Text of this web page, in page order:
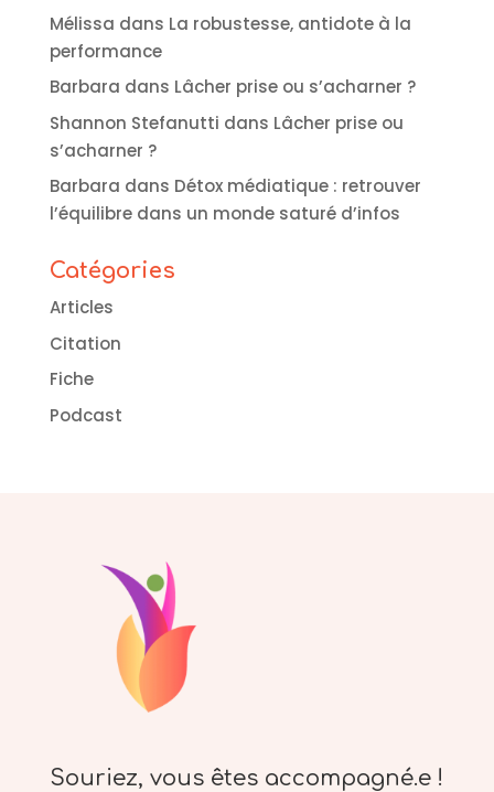
Mélissa dans La robustesse, antidote à la
performance
Barbara dans Lâcher prise ou s’acharner ?
Shannon Stefanutti dans Lâcher prise ou
s’acharner ?
Barbara dans Détox médiatique : retrouver
l’équilibre dans un monde saturé d’infos
Catégories
Articles
Citation
Fiche
Podcast
Souriez, vous êtes accompagné.e !